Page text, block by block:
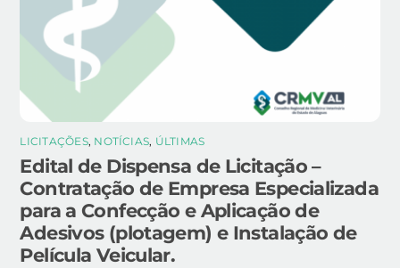
LICITAÇÕES, NOTÍCIAS, ÚLTIMAS
Edital de Dispensa de Licitação –
Contratação de Empresa Especializada
para a Confecção e Aplicação de
Adesivos (plotagem) e Instalação de
Película Veicular.